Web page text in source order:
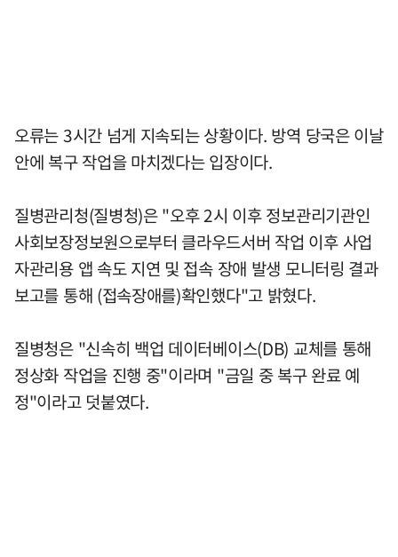
오류는 3시간 넘게 지속되는 상황이다. 방역 당국은 이날
안에 복구 작업을 마치겠다는 입장이다.
질병관리청(질병청)은 "오후 2시 이후 정보관리기관인
사회보장정보원으로부터 클라우드서버 작업 이후 사업
자관리용 앱 속도 지연 및 접속 장애 발생 모니터링 결과
보고를 통해 (접속장애를)확인했다"고 밝혔다.
질병청은 "신속히 백업 데이터베이스(DB) 교체를 통해
정상화 작업을 진행 중"이라며 "금일 중 복구 완료 예
정"이라고 덧붙였다.